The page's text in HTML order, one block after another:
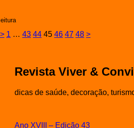
> 1 … 43 44 45 46 47 48 >
Revista Viver &
dicas de saúde, decoração,
Ano XVIII – Edição 43